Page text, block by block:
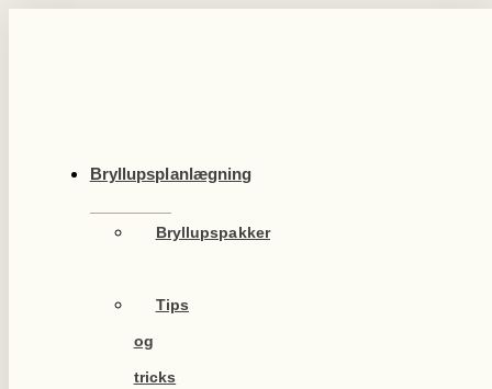
Bryllupsplanlægning
Bryllupspakker
Tips
og
tricks